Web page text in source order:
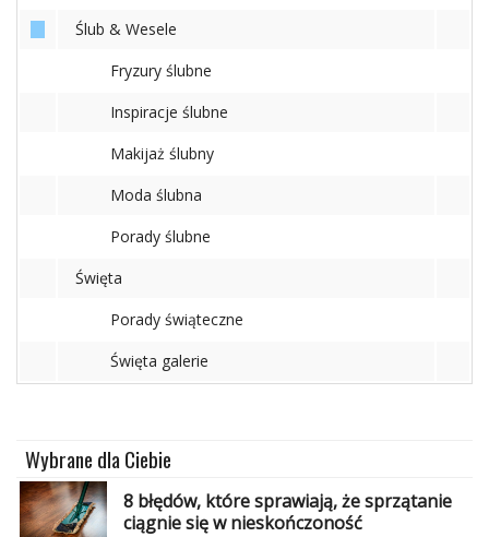
Ślub & Wesele
Fryzury ślubne
Inspiracje ślubne
Makijaż ślubny
Moda ślubna
Porady ślubne
Święta
Porady świąteczne
Święta galerie
Wybrane dla Ciebie
8 błędów, które sprawiają, że sprzątanie
ciągnie się w nieskończoność